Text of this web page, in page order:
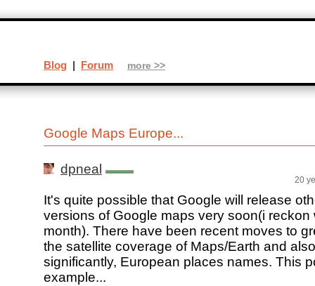
Google Maps Europe...
dpneal
20
It's quite possible that Google will release
versions of Google maps very soon(i reckon
month). There have been recent moves to
the satellite coverage of Maps/Earth and
significantly, European places names. This
example...
Blog | Forum more >>